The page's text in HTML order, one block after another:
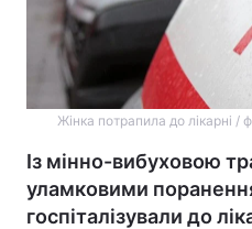
Жінка потрапила до лікарні /
Із мінно-вибуховою
уламковими
госпіталізували до